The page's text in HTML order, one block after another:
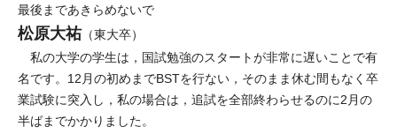
最後まであきらめないで
松原大祐（東大卒）
私の大学の学生は，国試勉強のスタートが非常に遅いことで有
名です。12月の初めまでBSTを行ない，そのまま休む間もなく卒
業試験に突入し，私の場合は，追試を全部終わらせるのに2月の
半ばまでかかりました。